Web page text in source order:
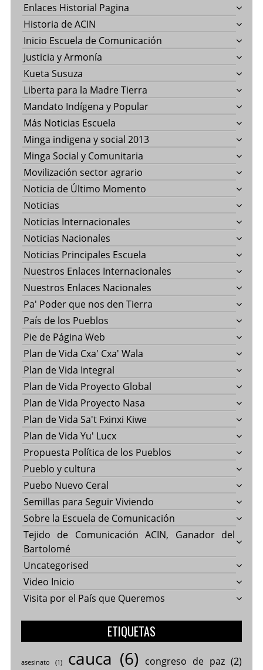
Enlaces Historial Pagina
Historia de ACIN
Inicio Escuela de Comunicación
Justicia y Armonía
Kueta Susuza
Liberta para la Madre Tierra
Mandato Indígena y Popular
Más Noticias Escuela
Minga indigena y social 2013
Minga Social y Comunitaria
Movilización sector agrario
Noticia de Último Momento
Noticias
Noticias Internacionales
Noticias Nacionales
Noticias Principales Escuela
Nuestros Enlaces Internacionales
Nuestros Enlaces Nacionales
Pa' Poder que nos den Tierra
País de los Pueblos
Pie de Página Web
Plan de Vida Cxa' Cxa' Wala
Plan de Vida Integral
Plan de Vida Proyecto Global
Plan de Vida Proyecto Nasa
Plan de Vida Sa't Fxinxi Kiwe
Plan de Vida Yu' Lucx
Propuesta Política de los Pueblos
Pueblo y cultura
Puebo Nuevo Ceral
Semillas para Seguir Viviendo
Sobre la Escuela de Comunicación
Tejido de Comunicación ACIN, Ganador del
Bartolomé
Uncategorised
Video Inicio
Visita por el País que Queremos
ETIQUETAS
asesinato (1) cauca (6) congreso de paz(2)